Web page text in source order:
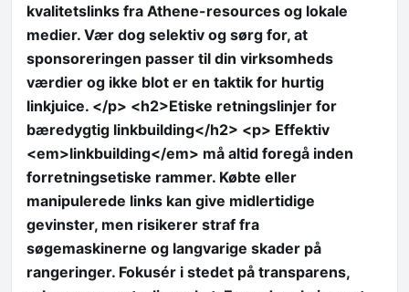
kvalitetslinks fra Athene-resources og lokale
medier. Vær dog selektiv og sørg for, at
sponsoreringen passer til din virksomheds
værdier og ikke blot er en taktik for hurtig
linkjuice. </p> <h2>Etiske retningslinjer for
bæredygtig linkbuilding</h2> <p> Effektiv
<em>linkbuilding</em> må altid foregå inden
forretningsetiske rammer. Købte eller
manipulerede links kan give midlertidige
gevinster, men risikerer straf fra
søgemaskinerne og langvarige skader på
rangeringer. Fokusér i stedet på transparens,